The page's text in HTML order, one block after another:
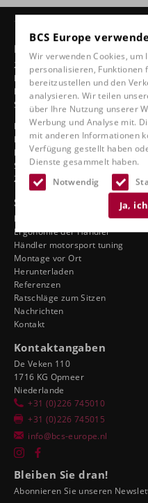
BCS Europe
Wir verwenden Cookies, um
personalisieren, Funktionen
bereitzustellen und den
analysieren. Wir teilen
über Ihre Nutzung unserer
Werbung und Analyse mit.
mit anderen Informationen
Verfügung gestellt haben
Dienste gesammelt haben.
Notwendig
Ja,
Produkte
24-Stunden-Stühle
Drehbare Stühle
Ergonomische Autositze
Sportsitze
Klassische Linie
Bootssitze
Lkw-Sitze
Sitze im Stadion
Zubehör
Siehe auch
Dienst
Ergonomie der Händler
Händler motorsport tuning
Montage vor Ort
Herunterladen
Referenzen
Ratschläge zum Sitzen
Nachrichten
Kontakt
Kontaktangaben
De Veken 110
1716 KG Opmeer
Niederlande
+31 (0)226 745010
+31 (0)226 745015
info@bcs-europe.nl
Bleiben Sie dran!
Abonnieren Sie unseren